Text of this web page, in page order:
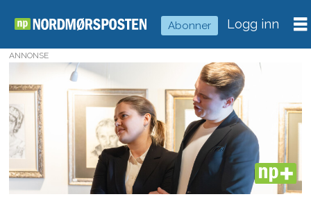
Abonner Logg inn
Tag:
hedda
hansen
berg
ANNONSE
PLUS